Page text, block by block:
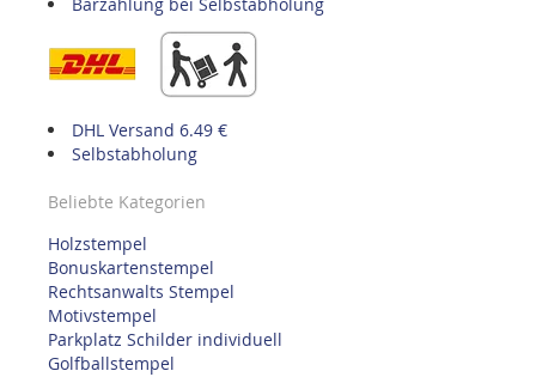
DHL Versand 6.49 €
Selbstabholung
Beliebte Kategorien
Holzstempel
Bonuskartenstempel
Rechtsanwalts Stempel
Motivstempel
Parkplatz Schilder individuell
Golfballstempel